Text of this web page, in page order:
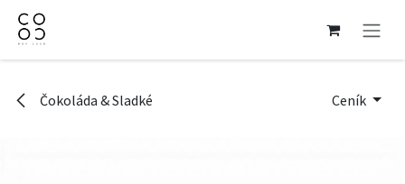
Přejít na obsah
Čokoláda & Sladké Ceník